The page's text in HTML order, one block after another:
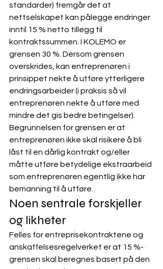
standarder) fremgår det at
nettselskapet kan pålegge endringer
inntil 15 % netto tillegg til
kontraktssummen. I KOLEMO er
grensen 30 %. Dersom grensen
overskrides, kan entreprenøren i
prinsippet nekte å utføre ytterligere
endringsarbeider (i praksis så vil
entreprenøren nekte å utføre med
mindre det gis bedre betingelser).
Begrunnelsen for grensen er at
entreprenøren ikke skal risikere å bli
låst til en dårlig kontrakt og/eller
måtte utføre betydelige ekstraarbeid
som entreprenøren egentlig ikke har
bemanning til å utføre.
Noen sentrale forskjeller
og likheter
Felles for entreprisekontraktene og
anskaffelsesregelverket er at 15 %-
grensen skal beregnes basert på den